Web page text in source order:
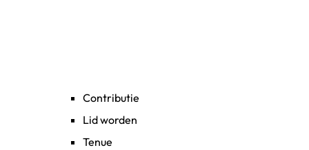
Contributie
Lid worden
Tenue